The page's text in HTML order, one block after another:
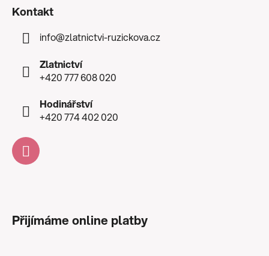
Kontakt
info@zlatnictvi-ruzickova.cz
Zlatnictví
+420 777 608 020
Hodinářství
+420 774 402 020
Přijímáme online platby